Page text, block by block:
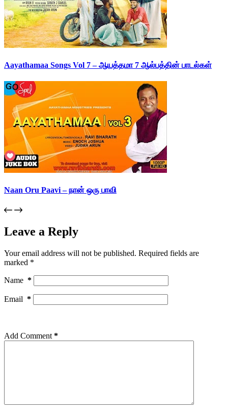
Aayathamaa Songs Vol 7 – ஆயத்தமா 7 ஆல்பத்தின் பாடல்கள்
Naan Oru Paavi – நான் ஒரு பாவி
Leave a Reply
Your email address will not be published. Required fields are
marked *
Name *
Email *
Add Comment *